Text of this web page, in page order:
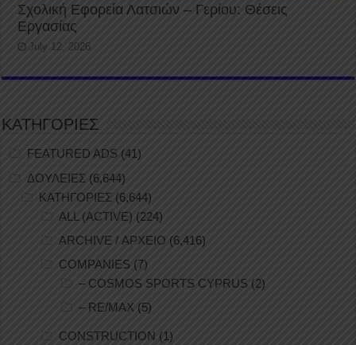
Σχολική Εφορεία Λατσιών – Γερίου: Θέσεις
Εργασίας
July 12, 2026
ΚΑΤΗΓΟΡΙΕΣ
FEATURED ADS (41)
ΔΟΥΛΕΙΕΣ (6,644)
ΚΑΤΗΓΟΡΙΕΣ (6,644)
ALL (ACTIVE) (224)
ARCHIVE / ΑΡΧΕΙΟ (6,416)
COMPANIES (7)
– COSMOS SPORTS CYPRUS (2)
– RE/MAX (5)
CONSTRUCTION (1)